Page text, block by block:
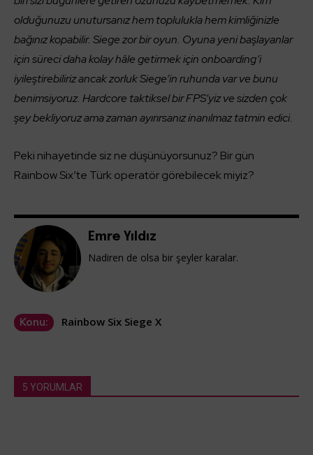
olduğunuzu unutursanız hem toplulukla hem kimliğinizle
bağınız kopabilir. Siege zor bir oyun. Oyuna yeni başlayanlar
için süreci daha kolay hâle getirmek için onboarding’i
iyileştirebiliriz ancak zorluk Siege’in ruhunda var ve bunu
benimsiyoruz. Hardcore taktiksel bir FPS’yiz ve sizden çok
şey bekliyoruz ama zaman ayırırsanız inanılmaz tatmin edici.
Peki nihayetinde siz ne düşünüyorsunuz? Bir gün
Rainbow Six’te Türk operatör görebilecek miyiz?
Emre Yıldız
Nadiren de olsa bir şeyler karalar.
Konu: Rainbow Six Siege X
5 YORUMLAR